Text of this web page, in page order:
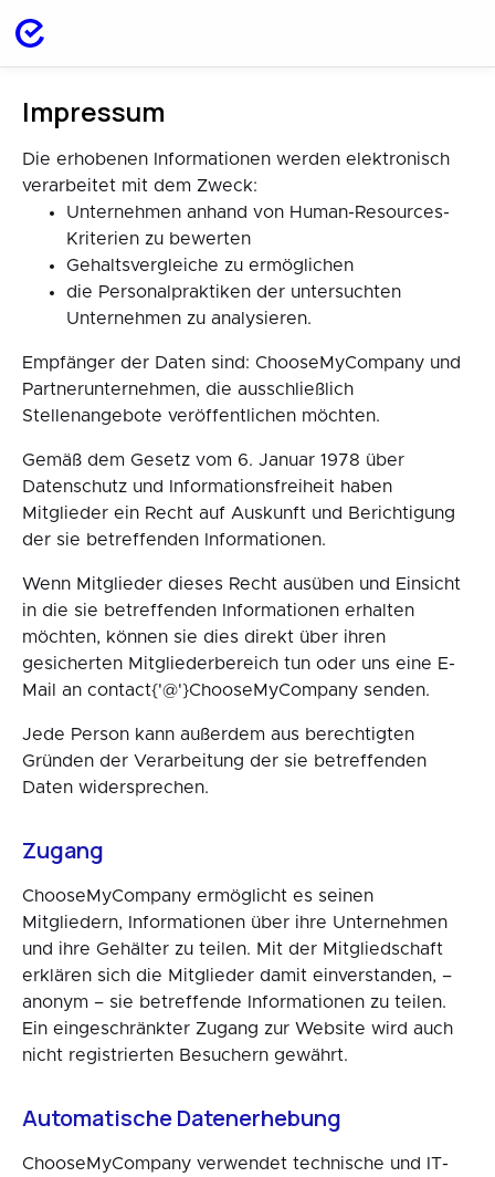
Impressum
Die erhobenen Informationen werden elektronisch
verarbeitet mit dem Zweck:
Unternehmen anhand von Human-Resources-
Kriterien zu bewerten
Gehaltsvergleiche zu ermöglichen
die Personalpraktiken der untersuchten
Unternehmen zu analysieren.
Empfänger der Daten sind: ChooseMyCompany und
Partnerunternehmen, die ausschließlich
Stellenangebote veröffentlichen möchten.
Gemäß dem Gesetz vom 6. Januar 1978 über
Datenschutz und Informationsfreiheit haben
Mitglieder ein Recht auf Auskunft und Berichtigung
der sie betreffenden Informationen.
Wenn Mitglieder dieses Recht ausüben und Einsicht
in die sie betreffenden Informationen erhalten
möchten, können sie dies direkt über ihren
gesicherten Mitgliederbereich tun oder uns eine E-
Mail an contact{'@'}ChooseMyCompany senden.
Jede Person kann außerdem aus berechtigten
Gründen der Verarbeitung der sie betreffenden
Daten widersprechen.
Zugang
ChooseMyCompany ermöglicht es seinen
Mitgliedern, Informationen über ihre Unternehmen
und ihre Gehälter zu teilen. Mit der Mitgliedschaft
erklären sich die Mitglieder damit einverstanden, –
anonym – sie betreffende Informationen zu teilen.
Ein eingeschränkter Zugang zur Website wird auch
nicht registrierten Besuchern gewährt.
Automatische Datenerhebung
ChooseMyCompany verwendet technische und IT-